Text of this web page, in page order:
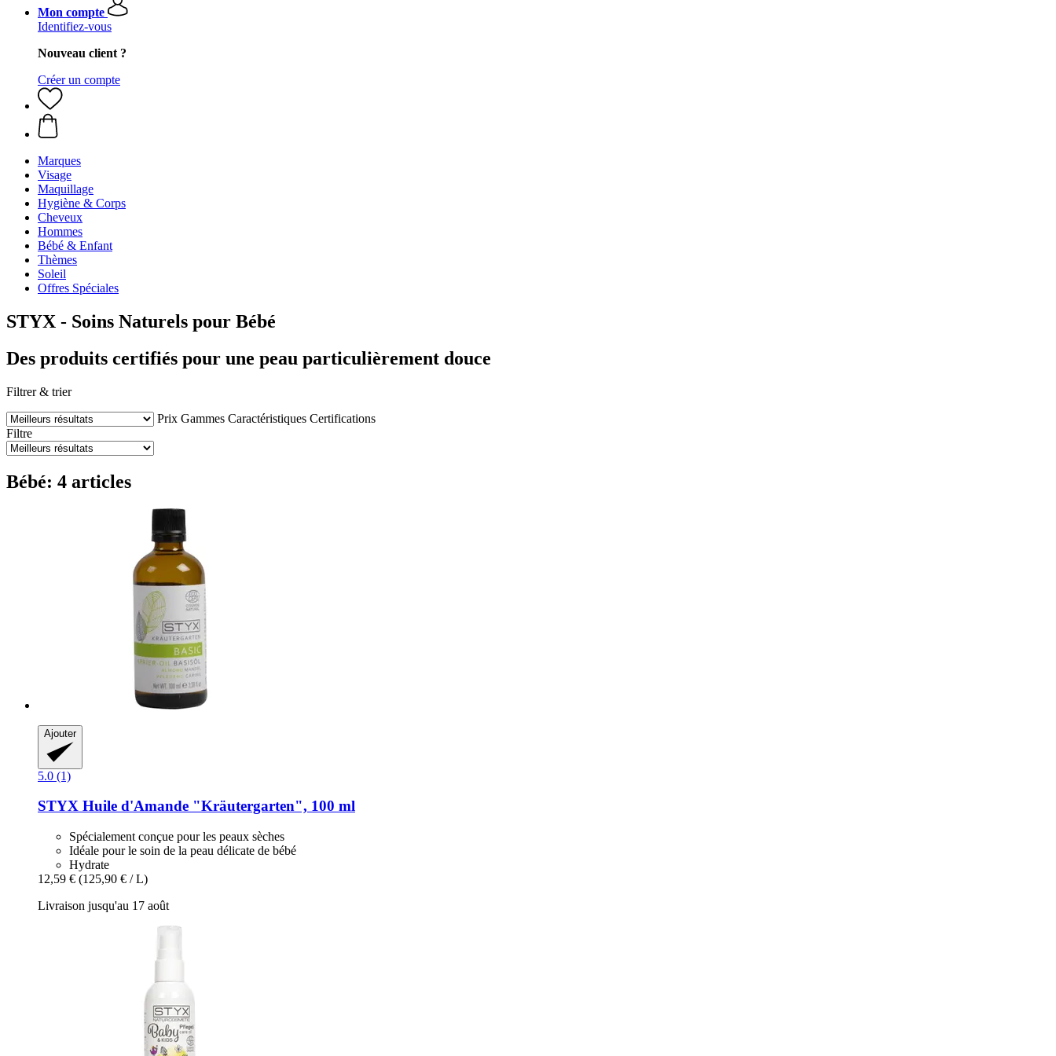
Mon compte
Identifiez-vous
Nouveau client ?
Créer un compte
Marques
Visage
Maquillage
Hygiène & Corps
Cheveux
Hommes
Bébé & Enfant
Thèmes
Soleil
Offres Spéciales
STYX - Soins Naturels pour Bébé
Des produits certifiés pour une peau particulièrement douce
Filtrer & trier
Prix Gammes Caractéristiques Certifications
Filtre
Bébé: 4 articles
Ajouter
5.0 (1)
STYX Huile d'Amande "Kräutergarten", 100 ml
Spécialement conçue pour les peaux sèches
Idéale pour le soin de la peau délicate de bébé
Hydrate
12,59 € (125,90 € / L)
Livraison jusqu'au 17 août